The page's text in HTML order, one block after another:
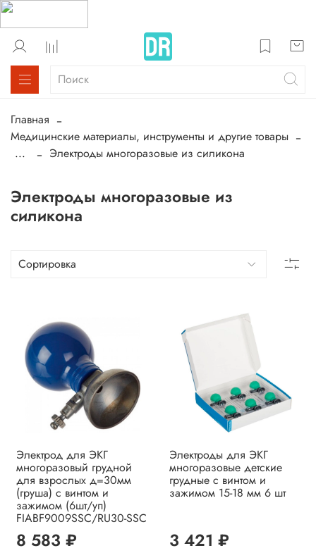
Главная
Медицинские материалы, инструменты и другие товары
...
Электроды многоразовые из силикона
Электроды многоразовые из
силикона
Электрод для ЭКГ
многоразовый грудной
для взрослых д=30мм
(груша) с винтом и
зажимом (6шт/уп)
FIABF9009SSC/RU30-SSC
8 583 ₽
Электроды для ЭКГ
многоразовые детские
грудные с винтом и
зажимом 15-18 мм 6 шт
3 421 ₽